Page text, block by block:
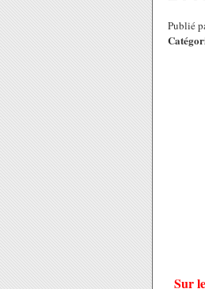
Publié
Sur